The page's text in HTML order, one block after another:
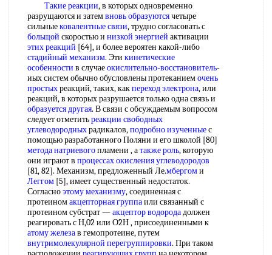
Такие реакции, в которых одновременно
разрущаются и затемвновь образуютсячетыре
сильныековалентные связи, трудно согласовать с
больщой скоростью и низкой энергией активации
этих реакций [64], и более вероятен какой-либо
стадийный механизм. Эти кинетические
особенности в случаеокислительно-восстановитель-
иых систем обычно обусловлены протеканиемочень
простыхреакций, таких, какпереход электрона, или
реакций, в которых разрушается только одна связь и
образуется другая. В связи с обсуждаемым вопросом
следует отметитьреакции свободных
углеводородныхрадикалов,подробно изученныес
помощью разработанного Поляни и его школой [80]
метода натриевогопламени , атакже роль, которую
они играют в процессах окисления углеводородов
[81, 82]. Механизм, предложенный Ле.мбергоми
Леггом [5], имеет существенный недостаток.
Согласноэтому механизму, соединенная с
протеиномакцепторная группаили связанный с
протеином субстрат —акцептор водородадолжен
реагировать с Н,02 или О2Н , присоединенными к
атому железав гемопротеине, путем
внутримолекулярной перегруппировки. При таком